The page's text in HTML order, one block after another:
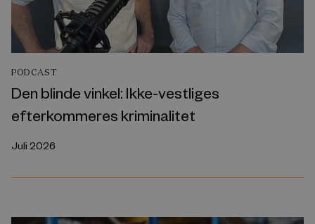
PODCAST
Den blinde vinkel: Ikke-vestliges
efterkommeres kriminalitet
Juli 2026